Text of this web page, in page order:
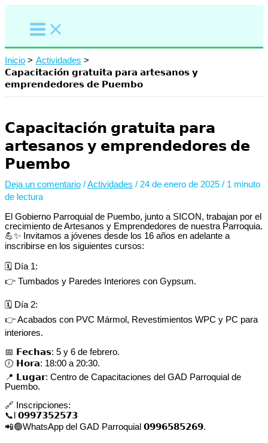
contenido
Inicio
Actividades
𝗖𝗮𝗽𝗮𝗰𝗶𝘁𝗮𝗰𝗶𝗼́𝗻 𝗴𝗿𝗮𝘁𝘂𝗶𝘁𝗮 𝗽𝗮𝗿𝗮 𝗮𝗿𝘁𝗲𝘀𝗮𝗻𝗼𝘀 𝘆
𝗲𝗺𝗽𝗿𝗲𝗻𝗱𝗲𝗱𝗼𝗿𝗲𝘀 𝗱𝗲 𝗣𝘂𝗲𝗺𝗯𝗼
𝗖𝗮𝗽𝗮𝗰𝗶𝘁𝗮𝗰𝗶𝗼́𝗻 𝗴𝗿𝗮𝘁𝘂𝗶𝘁𝗮 𝗽𝗮𝗿𝗮
𝗮𝗿𝘁𝗲𝘀𝗮𝗻𝗼𝘀 𝘆 𝗲𝗺𝗽𝗿𝗲𝗻𝗱𝗲𝗱𝗼𝗿𝗲𝘀 𝗱𝗲
𝗣𝘂𝗲𝗺𝗯𝗼
Deja un comentario /Actividades / 24 de enero de 2025 / 1 minuto
de lectura
El Gobierno Parroquial de Puembo, junto a SICON, trabajan por el
crecimiento de Artesanos y Emprendedores de nuestra Parroquia.
💪✨ Invitamos a jóvenes desde los 16 años en adelante a
inscribirse en los siguientes cursos:
🗓️ Día 1:
👉 Tumbados y Paredes Interiores con Gypsum.
🗓️ Día 2:
👉 Acabados con PVC Mármol, Revestimientos WPC y PC para
interiores.
📅 𝗙𝗲𝗰𝗵𝗮𝘀: 5 y 6 de febrero.
🕕 𝗛𝗼𝗿𝗮: 18:00 a 20:30.
📍 𝗟𝘂𝗴𝗮𝗿: Centro de Capacitaciones del GAD Parroquial de
Puembo.
🔗 Inscripciones:
📞l 𝟬𝟵𝟵𝟳𝟯𝟱𝟮𝟱𝟳𝟯
📲🟢WhatsApp del GAD Parroquial 𝟬𝟵𝟵𝟲𝟱𝟴𝟱𝟮𝟲𝟵.